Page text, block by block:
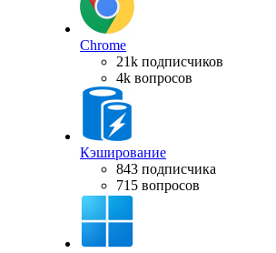
Chrome
21k подписчиков
4k вопросов
Кэширование
843 подписчика
715 вопросов